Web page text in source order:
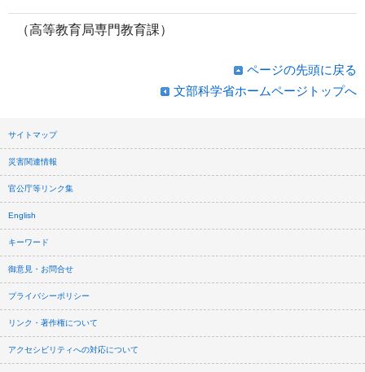
（高等教育局専門教育課）
ページの先頭に戻る
文部科学省ホームページトップへ
サイトマップ
災害関連情報
官公庁等リンク集
English
キーワード
御意見・お問合せ
プライバシーポリシー
リンク・著作権について
アクセシビリティへの対応について